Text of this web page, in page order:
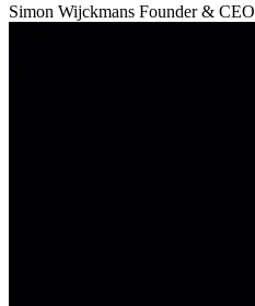
Simon Wijckmans Founder & CEO